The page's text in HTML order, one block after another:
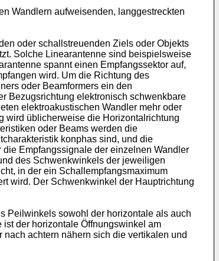
Wandlern aufweisenden, langgestreckten
oder schallstreuenden Ziels oder Objekts
Solche Linearantenne sind beispielsweise
spannt einen Empfangssektor auf,
wird. Um die Richtung des
oder Beamformers ein den
Bezugsrichtung elektronisch schwenkbare
elektroakustischen Wandler mehr oder
wird üblicherweise die Horizontalrichtung
oder Beams werden die
konphas sind, und die
Empfangssignale der einzelnen Wandler
des Schwenkwinkels der jeweiligen
in der ein Schallempfangsmaximum
wird. Der Schwenkwinkel der Hauptrichtung
Peilwinkels sowohl der horizontale als auch
der horizontale Öffnungswinkel am
achtern nähern sich die vertikalen und